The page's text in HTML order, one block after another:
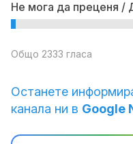
Не мога да преценя /
Общо 2333 гласа
Останете
канала ни в Google